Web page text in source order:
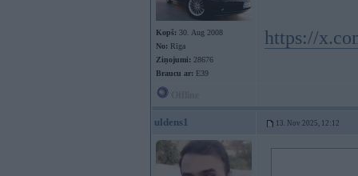
Kopš: 30. Aug 2008
No: Rīga
Ziņojumi: 28676
Braucu ar: E39
https://
uldens1 13. Nov 2025, 12:12